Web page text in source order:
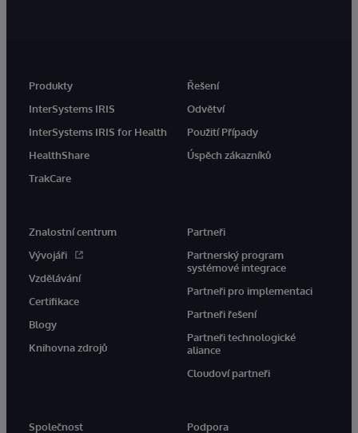
Produkty
InterSystems IRIS
InterSystems IRIS for Health
HealthShare
TrakCare
Řešení
Odvětví
Použití Případy
Úspěch zákazníků
Znalostní centrum
Vývojáři
Vzdělávání
Certifikace
Blogy
Knihovna zdrojů
Partneři
Partnerský program
systémové integrace
Partneři pro implementaci
Partneři řešení
Partneři technologické
aliance
Cloudoví partneři
Společnost Podpora